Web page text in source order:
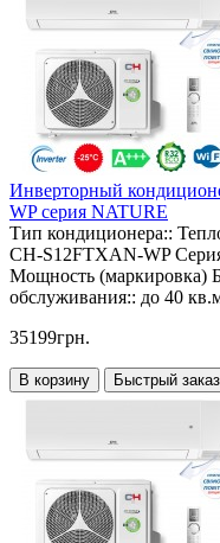
Инверторный
WP серия NATURE
Тип кондиционера::
CH-S12FTXAN-WP
Мощность (маркировка)
обслуживания:: до 40
35199грн.
В корзину Быстрый заказ